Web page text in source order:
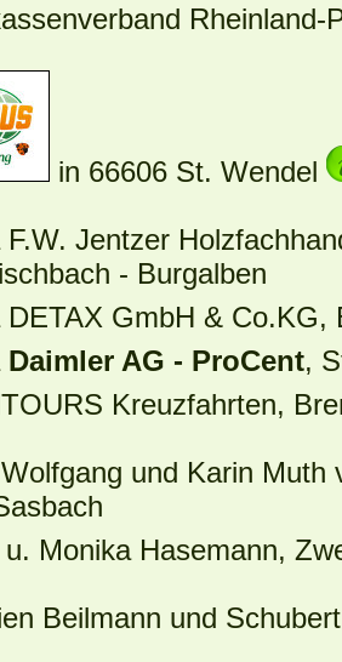
in 66606 St. Wendel
F.W. Jentzer
- Burgalben
DETAX GmbH &
Daimler AG - ProCent,
Kreuzfahrten,
und Karin Muth
u. Monika Hasemann,
Beilmann und